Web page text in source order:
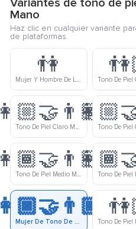
Variantes de tono de
Mano
Haz clic en cualquier variante
de plataformas.
👫
Mujer Y Hombre De La Mano
👩🏼‍🤝‍👨🏽
Tono De Piel Claro Medio Mujer Y Tono De Piel Medio Hombre Tomados De La Mano
👩🏾‍🤝‍👨🏻
Tono De Piel Medio Moreno Mujer Y Tono De Piel Claro Hombre Tomados De La Mano
👩🏿‍🤝‍👨🏾
Mujer De Tono De Piel Moreno Y Hombre De Tono De Piel Medio Moreno Tomados De La Mano